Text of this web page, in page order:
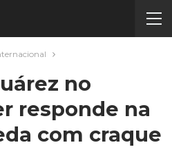
no
responde na
com craque